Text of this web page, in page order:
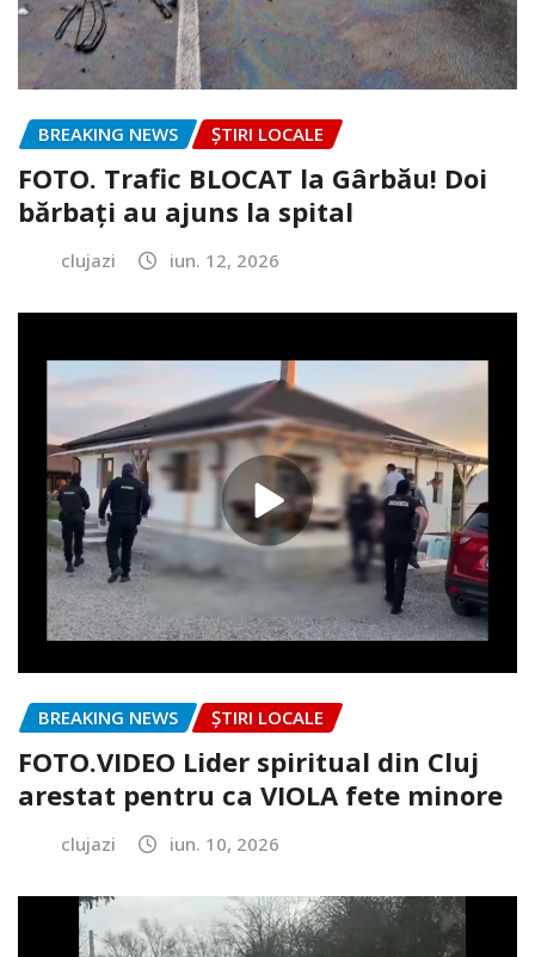
BREAKING NEWS ȘTIRI LOCALE
FOTO. Trafic BLOCAT la Gârbău! Doi
bărbați au ajuns la spital
clujazi iun. 12, 2026
BREAKING NEWS ȘTIRI LOCALE
FOTO.VIDEO Lider spiritual din Cluj
arestat pentru ca VIOLA fete minore
clujazi iun. 10, 2026